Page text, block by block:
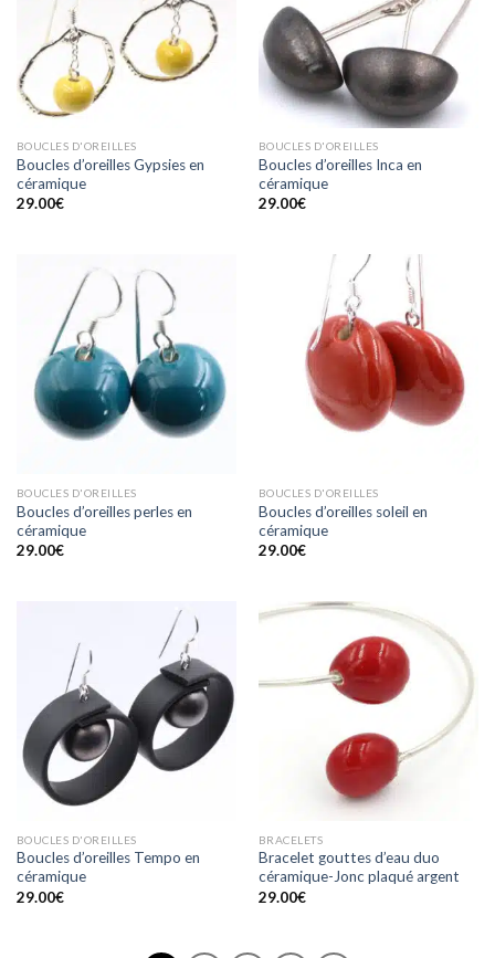
BOUCLES D'OREILLES
Boucles d’oreilles Gypsies en
céramique
29.00€
BOUCLES D'OREILLES
Boucles d’oreilles Inca en
céramique
29.00€
BOUCLES D'OREILLES
Boucles d’oreilles perles en
céramique
29.00€
BOUCLES D'OREILLES
Boucles d’oreilles soleil en
céramique
29.00€
BOUCLES D'OREILLES
Boucles d’oreilles Tempo en
céramique
29.00€
BRACELETS
Bracelet gouttes d’eau duo
céramique-Jonc plaqué argent
29.00€